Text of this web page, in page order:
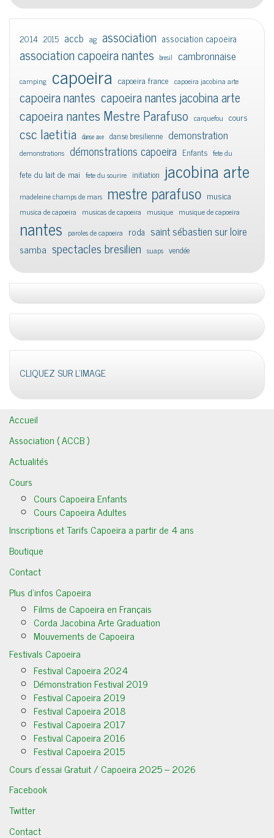
2014 2015 accb ag association association capoeira
association capoeira nantes bresil cambronnaise
camping capoeira capoeira france capoeira jacobina arte
capoeira nantes capoeira nantes jacobina arte
capoeira nantes Mestre Parafuso carquefou cours
csc laetitia danse axe danse bresilienne demonstration
demonstrations démonstrations capoeira Enfants fete du
fete du lait de mai fete du sourire initiation jacobina arte
madeleine champs de mars mestre parafuso musica
musica de capoeira musicas de capoeira musique musique de capoeira
nantes paroles de capoeira roda saint sébastien sur loire
samba spectacles bresilien suaps vendée
CLIQUEZ SUR L'IMAGE
Accueil
Association ( ACCB )
Actualités
Cours
Cours Capoeira Enfants
Cours Capoeira Adultes
Inscriptions et Tarifs Capoeira a partir de 4 ans
Boutique
Contact
Plus d’infos Capoeira
Films de Capoeira en Français
Corda Jacobina Arte Graduation
Mouvements de Capoeira
Festivals Capoeira
Festival Capoeira 2024
Démonstration Festival 2019
Festival Capoeira 2019
Festival Capoeira 2018
Festival Capoeira 2017
Festival Capoeira 2016
Festival Capoeira 2015
Cours d’essai Gratuit / Capoeira 2025 – 2026
Facebook
Twitter
Contact